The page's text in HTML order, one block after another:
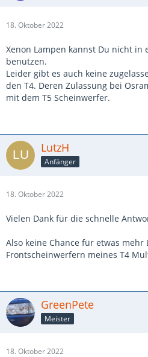
18. Oktober 2022
Xenon Lampen kannst Du nicht in
benutzen.
Leider gibt es auch keine
den T4. Deren Zulassung bei
mit dem T5 Scheinwerfer.
LutzH
Anfänger
18. Oktober 2022
Vielen Dank für die schnelle
Also keine Chance für etwas mehr
Frontscheinwerfern meines T4
GreenPete
Meister
18. Oktober 2022